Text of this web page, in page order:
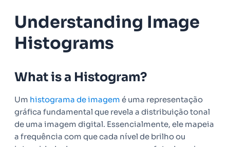
Understanding Image
Histograms
What is a Histogram?
Um histograma de imagem é uma representação
gráfica fundamental que revela a distribuição tonal
de uma imagem digital. Essencialmente, ele mapeia
a frequência com que cada nível de brilho ou